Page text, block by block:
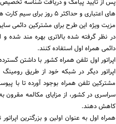
های اعتباری و حداکثر 5 روز برای سیم کارت های دائمی به طول می انجامد.
مزیت ویژه این طرح برای مشترکین دائمی
در نظر گرفته شده بالاتری بهره مند شده
دائمی همراه اول استفاده کنند.
اپراتور اول تلفن همراه کشور با داشتن
اپراتور دیگر در شبکه خود از طریق
سراسری در کشور، از مزایای مکالمه مقرون
کاهش دهند.
همراه اول به عنوان اولین و بزرگترین